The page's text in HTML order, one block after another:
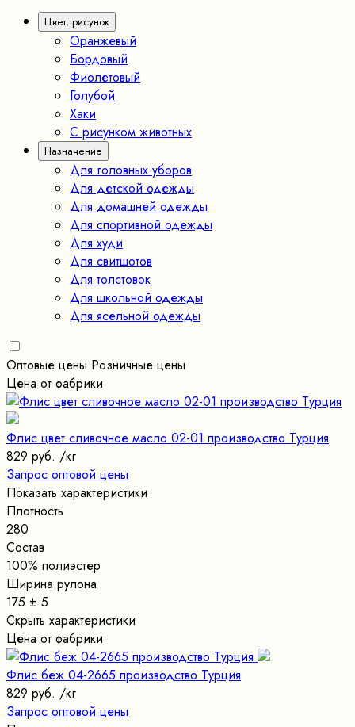
Цвет, рисунок
Оранжевый
Бордовый
Фиолетовый
Голубой
Хаки
С рисунком животных
Назначение
Для головных уборов
Для детской одежды
Для домашней одежды
Для спортивной одежды
Для худи
Для свитшотов
Для толстовок
Для школьной одежды
Для ясельной одежды
Оптовые цены Розничные цены
Цена от фабрики
Флис цвет сливочное масло 02-01 производство Турция
829 руб. /кг
Запрос оптовой цены
Показать характеристики
Плотность
280
Состав
100% полиэстер
Ширина рулона
175 ± 5
Скрыть характеристики
Цена от фабрики
Флис беж 04-2665 производство Турция
829 руб. /кг
Запрос оптовой цены